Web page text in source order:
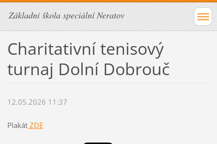
Základní škola speciální Neratov
Charitativní tenisový
turnaj Dolní Dobrouč
12.05.2026 11:37
PlakátZDE